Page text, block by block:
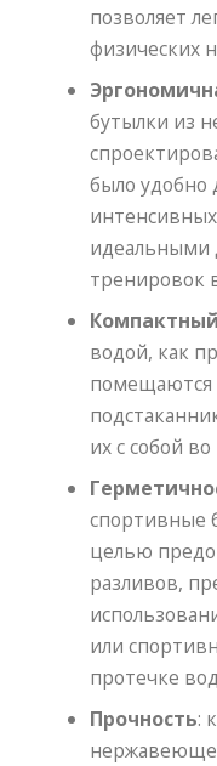
позволяет
физических
бутылки из
было удобно
идеальными
тренировок
водой, как
помещаются
их с собой
спортивные
целью
разливов,
или
протечке
Прочность: